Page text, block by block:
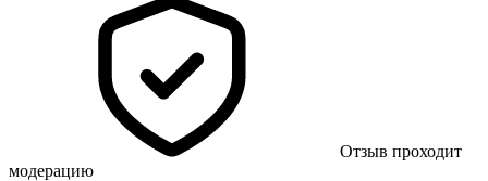
Отзыв проходит
модерацию